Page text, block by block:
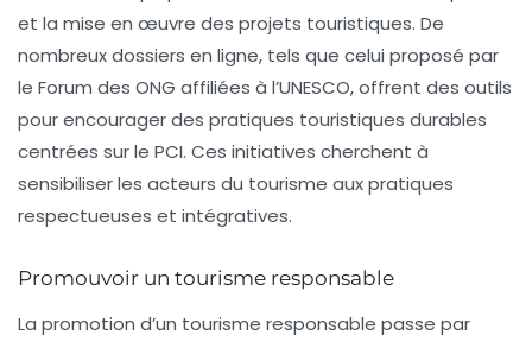
et la mise en œuvre des projets touristiques. De
nombreuxdossiers en ligne, tels que celui proposé par
le Forum des ONG affiliées à l’UNESCO, offrent des outils
pour encourager des pratiques touristiques durables
centrées sur le PCI. Ces initiatives cherchent à
sensibiliser les acteurs du tourisme aux pratiques
respectueuses et intégratives.
Promouvoir un tourisme responsable
La promotion d’un tourisme responsable passe par